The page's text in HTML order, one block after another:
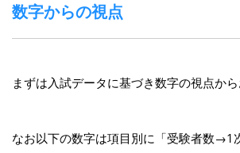
数字からの視点
まずは入試データに基づき数字の視点から
なお以下の数字は項目別に「受験者数